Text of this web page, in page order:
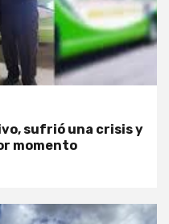
sufrió una crisis y
momento